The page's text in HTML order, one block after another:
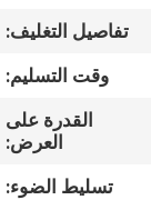
أخبار
القضايا
تفاصيل التغليف:
وقت التسليم:
القدرة على
العرض:
تسليط الضوء: